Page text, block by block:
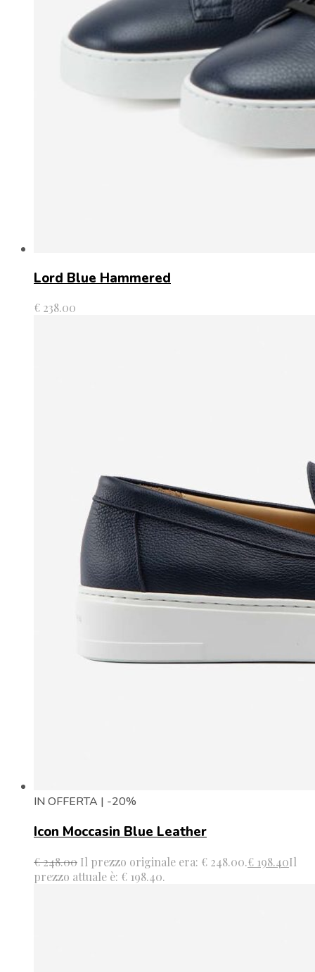
Lord Blue Hammered
€ 238.00
IN OFFERTA | -20%
Icon Moccasin Blue Leather
€248.00 Il prezzo originale era: € 248.00.€ 198.40Il
prezzo attuale è: € 198.40.